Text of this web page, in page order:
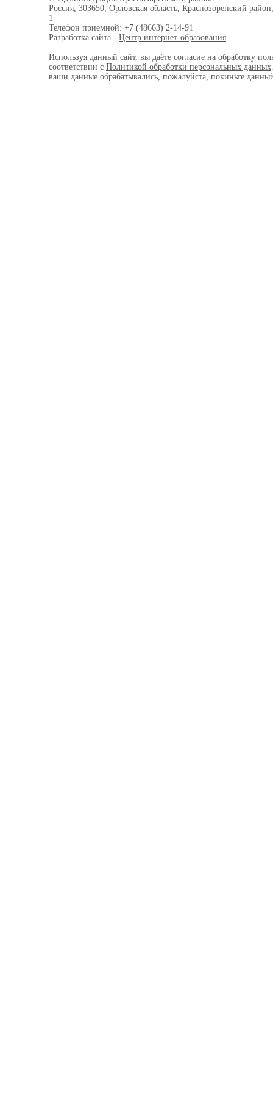
Россия, 303650, Орловская область, Краснозоренский
1
Телефон приемной: +7 (48663) 2-14-91
Разработка сайта - Центр интернет-образования
Используя данный сайт, вы даёте согласие на обработку
соответствии с Политикой обработки персональных данных
ваши данные обрабатывались, пожалуйста, покиньте